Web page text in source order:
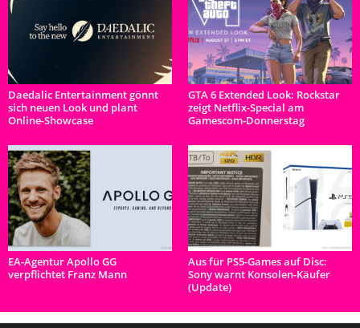
Daedalic Entertainment gönnt
sich neuen Look und plant
Online-Showcase
GTA 6 Extended Look: Rockstar
zeigt Netflix-Special am
Gamescom-Donnerstag
EA-Agentur Apollo GG
verpflichtet Franz Mann
Aus für PS5-Games auf Disc:
Sony warnt Konsolen-Käufer
(Update)